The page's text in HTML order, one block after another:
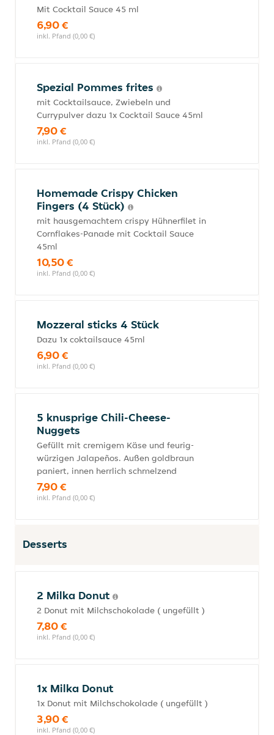
Mit Cocktail Sauce 45 ml
6,90 €
inkl. Pfand (0,00 €)
Spezial Pommes frites
mit Cocktailsauce, Zwiebeln und
Currypulver dazu 1x Cocktail Sauce 45ml
7,90 €
inkl. Pfand (0,00 €)
Homemade Crispy Chicken
Fingers (4 Stück)
mit hausgemachtem crispy Hühnerfilet in
Cornflakes-Panade mit Cocktail Sauce
45ml
10,50 €
inkl. Pfand (0,00 €)
Mozzeral sticks 4 Stück
Dazu 1x coktailsauce 45ml
6,90 €
inkl. Pfand (0,00 €)
5 knusprige Chili-Cheese-
Nuggets
Gefüllt mit cremigem Käse und feurig-
würzigen Jalapeños. Außen goldbraun
paniert, innen herrlich schmelzend
7,90 €
inkl. Pfand (0,00 €)
Desserts
2 Milka Donut
2 Donut mit Milchschokolade ( ungefüllt )
7,80 €
inkl. Pfand (0,00 €)
1x Milka Donut
1x Donut mit Milchschokolade ( ungefüllt )
3,90 €
inkl. Pfand (0,00 €)